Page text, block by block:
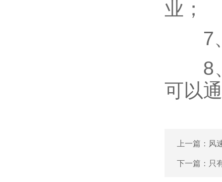
业；
7、
8、
可以
上一篇： 风
下一篇： 只